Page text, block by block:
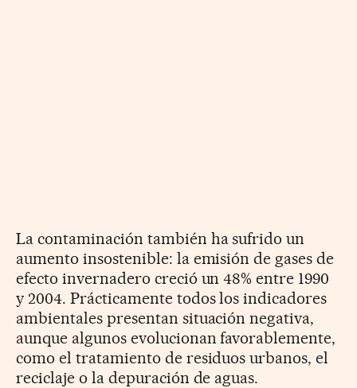
La contaminación también ha sufrido un
aumento insostenible: la emisión de gases de
efecto invernadero creció un 48% entre 1990
y 2004. Prácticamente todos los indicadores
ambientales presentan situación negativa,
aunque algunos evolucionan favorablemente,
como el tratamiento de residuos urbanos, el
reciclaje o la depuración de aguas.